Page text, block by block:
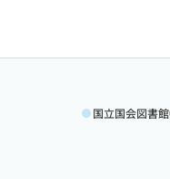
国立国会図書館